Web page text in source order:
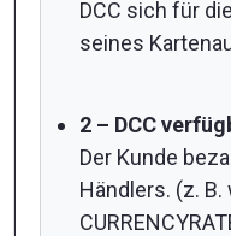
DCC sich für
seines
2 – DCC
Der Kunde
Händlers. (z.